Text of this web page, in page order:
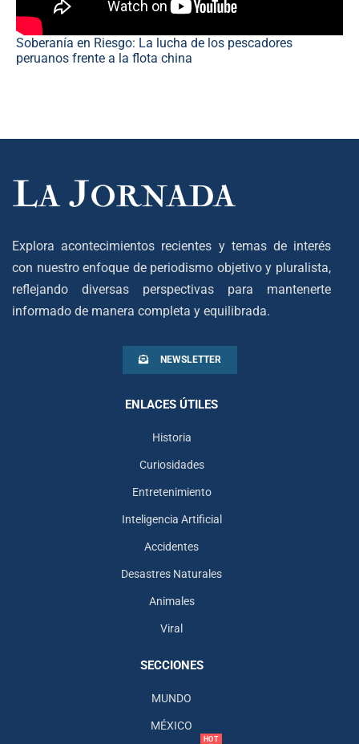
Soberanía en Riesgo: La lucha de los pescadores
peruanos frente a la flota china
Explora acontecimientos recientes y temas de interés
con nuestro enfoque de periodismo objetivo y pluralista,
reflejando diversas perspectivas para mantenerte
informado de manera completa y equilibrada.
NEWSLETTER
ENLACES ÚTILES
Historia
Curiosidades
Entretenimiento
Inteligencia Artificial
Accidentes
Desastres Naturales
Animales
Viral
SECCIONES
MUNDO
MÉXICO
HOT